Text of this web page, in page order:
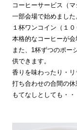
コーヒーサービス（
一部会場で始めました
１杯ワンコイン（１
本格的なコーヒーが会
また、1杯ずつのポー
供できます。
香りを味わったり・リ
打ち合わせの合間の
もてなしとしても・・